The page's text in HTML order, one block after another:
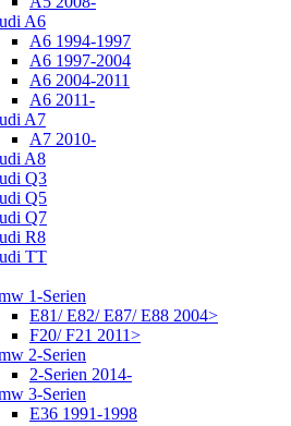
A6
A6 1994-1997
A6 1997-2004
A6 2004-2011
A6 2011-
A7
A7 2010-
A8
Q3
Q5
Q7
R8
TT
1-Serien
E81/ E82/ E87/ E88 2004>
F20/ F21 2011>
2-Serien
2-Serien 2014-
3-Serien
E36 1991-1998